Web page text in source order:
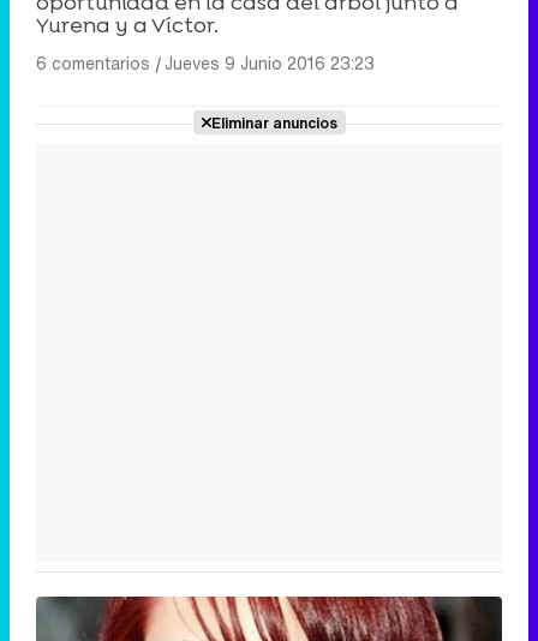
Yurena y a Víctor.
6 comentarios |Jueves 9 Junio 2016 23:23
Eliminar anuncios